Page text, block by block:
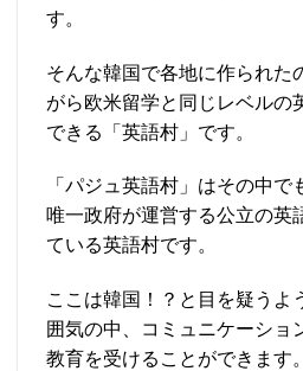
す。
そんな韓国で各地に作られた
がら欧米留学と同じレベルの
できる「英語村」です。
「パジュ英語村」はその中で
唯一政府が運営する公立の英
ている英語村です。
ここは韓国！？と目を疑うよ
囲気の中、コミュニケーショ
教育を受けることができます。